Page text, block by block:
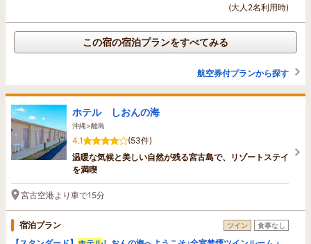
(大人2名利用時)
この宿の宿泊プランをすべてみる
航空券付プランから探す
ホテル しおんの海
沖縄>離島
4.1
(53件)
温暖な気候と美しい自然が残る宮古島で、リゾートステイ
を満喫
宮古空港より車で15分
宿泊プラン ツイン 食事なし